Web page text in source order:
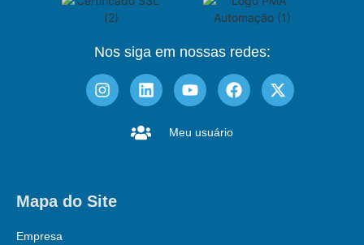
Nos siga em nossas redes:
Meu usuário
Mapa do Site
Empresa